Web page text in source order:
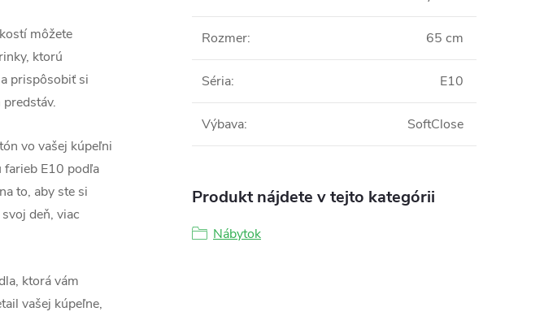
môžete
ktorú
prispôsobiť si
vo vašej kúpeľni
E10 podľa
to, aby ste si
deň, viac
ktorá vám
vašej kúpeľne,
Rozmer: 65 cm
Séria: E10
Výbava: SoftClose
Produkt nájdete v tejto kategórii
Nábytok